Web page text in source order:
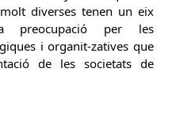
diverses tenen un eix
per les
i organit-zatives que
de les societats de